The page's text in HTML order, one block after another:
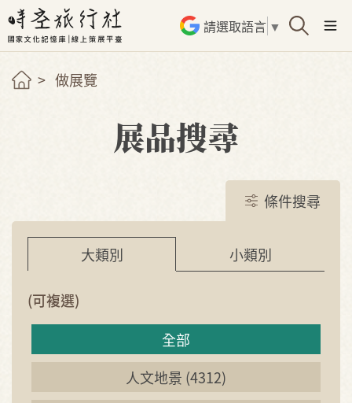
請選取語言 ▼
做展覽
展品搜尋
條件搜尋
大類別 小類別
(可複選)
全部
人文地景 (4312)